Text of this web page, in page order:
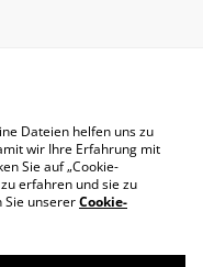
Dateien helfen uns zu
wir Ihre Erfahrung mit
Sie auf „Cookie-
erfahren und sie zu
Sie unsererCookie-